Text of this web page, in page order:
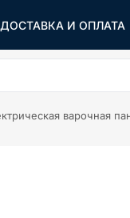
ДОСТАВКА И ОПЛАТА
варочная